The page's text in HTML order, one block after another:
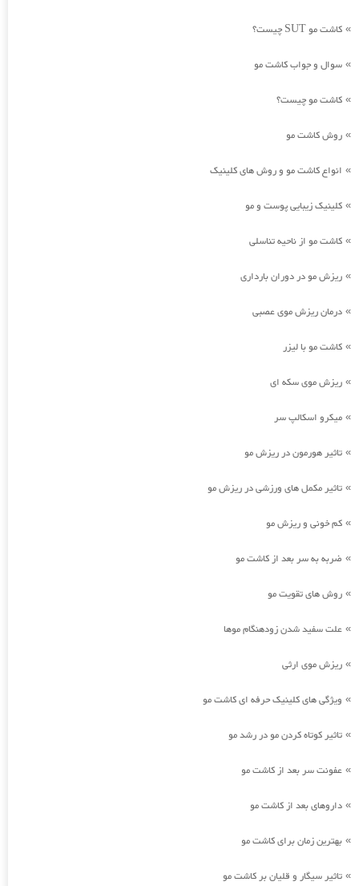
» کاشت مو SUT چیست؟
» سوال و جواب کاشت مو
» کاشت مو چیست؟
» روش کاشت مو
» انواع کاشت مو و روش های کلینیک
» کلینیک زیبایی پوست و مو
» کاشت مو از ناحیه تناسلی
» ریزش مو در دوران بارداری
» درمان ریزش موی عصبی
» کاشت مو با لیزر
» ریزش موی سکه ای
» میکرو اسکالپ سر
» تاثیر هورمون در ریزش مو
» تاثیر مکمل های ورزشی در ریزش مو
» کم خونی و ریزش مو
» ضربه به سر بعد از کاشت مو
» روش های تقویت مو
» علت سفید شدن زودهنگام موها
» ریزش موی ارثی
» ویژگی های کلینیک حرفه ای کاشت مو
» تاثیر کوتاه کردن مو در رشد مو
» عفونت سر بعد از کاشت مو
» داروهای بعد از کاشت مو
» بهترین زمان برای کاشت مو
» تاثیر سیگار و قلیان بر کاشت مو